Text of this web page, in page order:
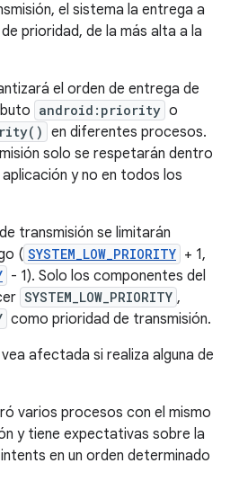
el sistema la entrega a
prioridad, de la más alta a la
el orden de entrega de
android:priority o
en diferentes procesos.
solo se respetarán dentro
y no en todos los
transmisión se limitarán
( SYSTEM_LOW_PRIORITY + 1,
- 1). Solo los componentes del
SYSTEM_LOW_PRIORITY ,
como prioridad de transmisión.
afectada si realiza alguna de
varios procesos con el mismo
y tiene expectativas sobre la
en un orden determinado